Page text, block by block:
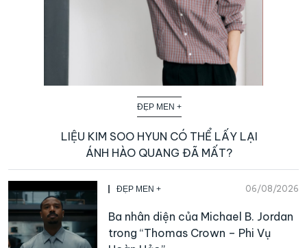
ĐẸP MEN +
LIỆU KIM SOO HYUN CÓ THỂ LẤY LẠI
ÁNH HÀO QUANG ĐÃ MẤT?
ĐẸP MEN + 06/08/2026
Ba nhân diện của Michael B. Jordan
trong “Thomas Crown – Phi Vụ